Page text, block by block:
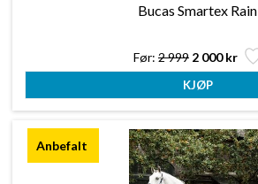
Bucas Smartex Rain
Før: 2 999 2 000 kr